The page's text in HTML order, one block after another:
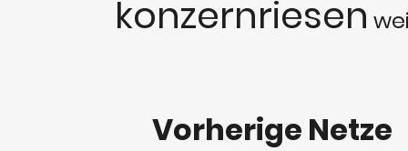
konzernriesen
Vorherige Netze